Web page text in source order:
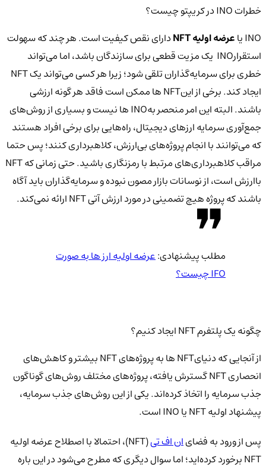
خطرات INO در کریپتو چیست؟
INO یا عرضه اولیه NFT
دارای نقص کیفیت است. هر چند که سهولت
استقرارINO یک مزیت قطعی برای سازندگان باشد، اما می‌تواند
خطری برای سرمایه‌گذاران تلقی شود؛ زیرا هر کسی می‌تواند یک NFT
ایجاد کند. برخی از اینNFT ها ممکن است فاقد هر گونه ارزشی
باشند. البته این امر منحصر بهINO ها نیست و بسیاری از روش‌های
جمع‌آوری‌ سرمایه ارزهای دیجیتال، راه‌هایی برای برخی افراد هستند
که می‌توانند با انجام پروژه‌های بی‌ارزش، کلاهبرداری کنند؛ پس حتما
مراقب کلاهبرداری‌های مرتبط با رمزنگاری باشید. حتی زمانی که NFT
باارزش است، از نوسانات بازار مصون نبوده و سرمایه‌گذاران باید آگاه
باشند که پروژه هیچ تضمینی در مورد ارزش آتی NFT ارائه نمی‌کند.
مطلب پیشنهادی:عرضه اولیه ارز ها به صورت
IFO چیست؟
چگونه یک پلتفرم NFT ایجاد کنیم؟
از آنجایی که دنیایNFT ها به پروژه‌های NFT بیشتر و کاهش‌های
انحصاری NFT گسترش یافته، پروژه‌های مختلف روش‌های گوناگون
جذب سرمایه را اتخاذ کرده‌اند. یکی از این روش‌های جذب سرمایه،
پیشنهاد اولیه NFT یا INO است.
پس از ورود به فضایان اف تی
(NFT)، احتمالا با اصطلاح عرضه اولیه
NFT برخورد کرده‌اید؛ اما سوال دیگری که مطرح می‌شود در این باره